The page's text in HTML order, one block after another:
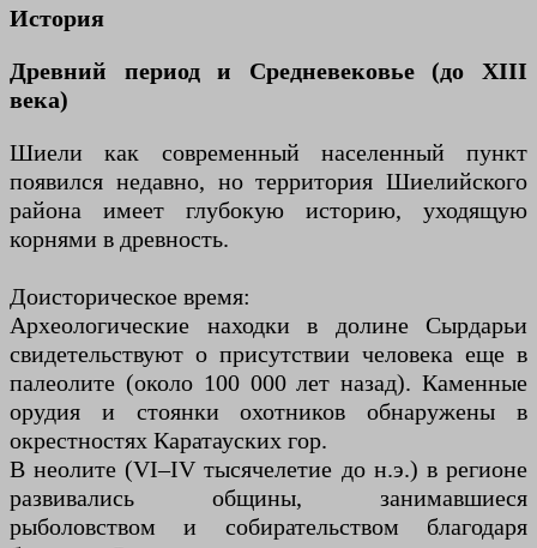
История
Древний период и Средневековье (до XIII
века)
Шиели как современный населенный пункт
появился недавно, но территория Шиелийского
района имеет глубокую историю, уходящую
корнями в древность.
Доисторическое время:
Археологические находки в долине Сырдарьи
свидетельствуют о присутствии человека еще в
палеолите (около 100 000 лет назад). Каменные
орудия и стоянки охотников обнаружены в
окрестностях Каратауских гор.
В неолите (VI–IV тысячелетие до н.э.) в регионе
развивались общины, занимавшиеся
рыболовством и собирательством благодаря